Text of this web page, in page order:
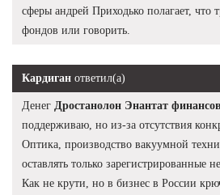
сферы андрей Приходько полагает, что
фондов или говорить.
Кардиган ответил(а)
Денег Дростанолон Энантат
поддерживаю, но из-за отсутствия
Оптика, производство вакуумной
оставлять только зарегистрированные
Как не крути, но в бизнес в России